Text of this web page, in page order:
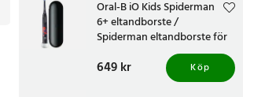
Oral-B iO Kids Spiderman
6+ eltandborste /
Spiderman eltandborste för
Pris: 649 kr
649 kr Köp